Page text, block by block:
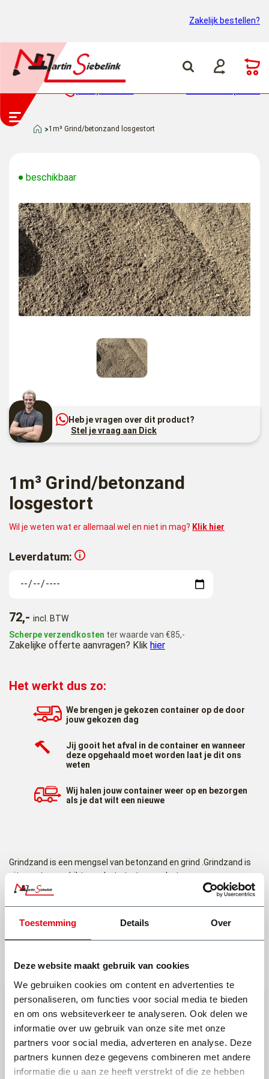
Toestemming Details Over
Deze website maakt gebruik van cookies
We gebruiken cookies om content en advertenties te
personaliseren, om functies voor social media te bieden
en om ons websiteverkeer te analyseren. Ook delen we
informatie over uw gebruik van onze site met onze
partners voor social media, adverteren en analyse. Deze
partners kunnen deze gegevens combineren met andere
informatie die u aan ze heeft verstrekt of die ze hebben
Zakelijk bestellen?
1m³ Grind/betonzand losgestort
beschikbaar
Heb je vragen over dit product?
Stel je vraag aan Dick
1m³ Grind/betonzand
losgestort
Wil je weten wat er allemaal wel en niet in mag? Klik hier
Leverdatum:
72,- incl. BTW
Scherpe verzendkosten ter waarde van €85,-
Zakelijke offerte aanvragen? Klik hier
Het werkt dus zo:
We brengen je gekozen container op de door
jouw gekozen dag
Jij gooit het afval in de container en wanneer
deze opgehaald moet worden laat je dit ons
weten
Wij halen jouw container weer op en bezorgen
als je dat wilt een nieuwe
Grindzand is een mengsel van betonzand en grind .Grindzand is
uitermate geschikt voor het storten van beton, waar geen
constructieve sterkte-eisen aan gesteld worden, zoals bijv. bij
Hoe wordt het grindzand bezorgt?
noemen we los gestort. Ook is het mogelijk om het grindzand in
een bigbag te leveren. Dit is een zak van 1m³ en kunnen wij deze
bigbag neerzetten op de gewenste plek. Het is zelfs mogelijk om
deze bigbag over de schutting in uw tuin te zetten, mits de tuin
via een verharde weg bereikbaar is. Vraag onze medewerker naar
de mogelijkheden als u twijfelt.
Heb je een vraag of het afval van jouw klus hierin mag?
(0318) 46 37 40
Stel je vraag aan Dick